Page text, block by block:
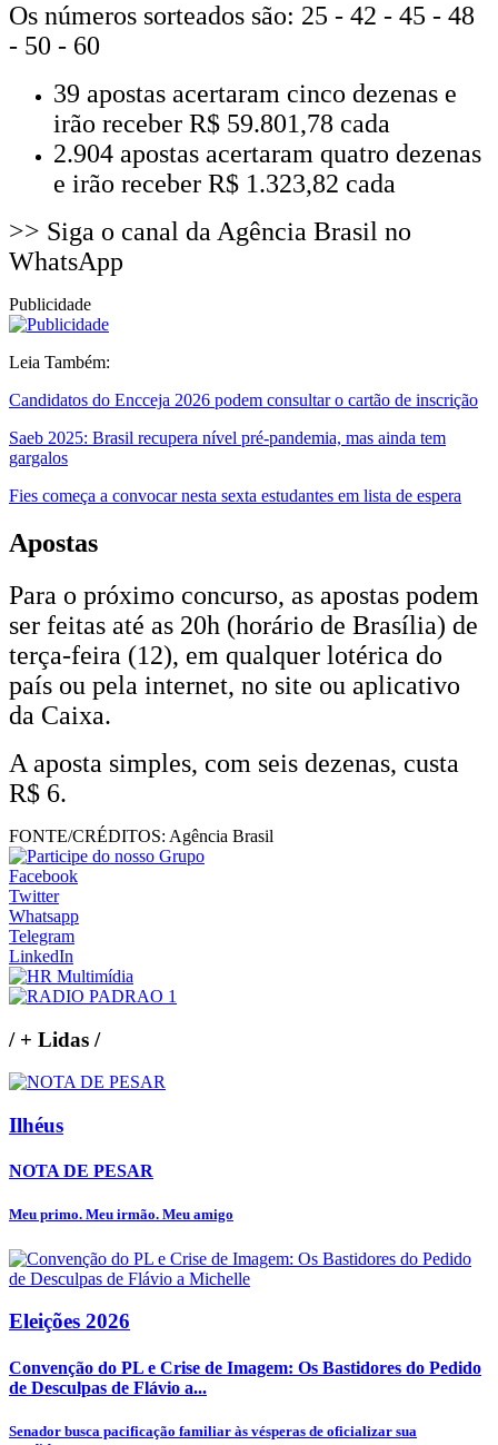
Os números sorteados são: 25 - 42 - 45 - 48
- 50 - 60
39 apostas acertaram cinco dezenas e
irão receber R$ 59.801,78 cada
2.904 apostas acertaram quatro dezenas
e irão receber R$ 1.323,82 cada
>> Siga o canal da Agência Brasil no
WhatsApp
Publicidade
Leia Também:
Candidatos do Encceja 2026 podem consultar o cartão de inscrição
Saeb 2025: Brasil recupera nível pré-pandemia, mas ainda tem
gargalos
Fies começa a convocar nesta sexta estudantes em lista de espera
Apostas
Para o próximo concurso, as apostas podem
ser feitas até as 20h (horário de Brasília) de
terça-feira (12), em qualquer lotérica do
país ou pela internet, no site ou aplicativo
da Caixa.
A aposta simples, com seis dezenas, custa
R$ 6.
FONTE/CRÉDITOS: Agência Brasil
Facebook
Twitter
Whatsapp
Telegram
LinkedIn
/+ Lidas /
Ilhéus
NOTA DE PESAR
Meu primo. Meu irmão. Meu amigo
Eleições 2026
Convenção do PL e Crise de Imagem: Os Bastidores do Pedido
de Desculpas de Flávio a...
Senador busca pacificação familiar às vésperas de oficializar sua